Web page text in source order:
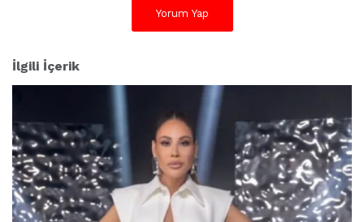
Yorum Yap
İlgili İçerik